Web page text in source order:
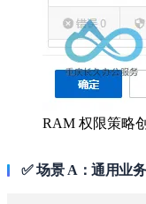
RAM 权限策略
✅ 场景 A：通用业务